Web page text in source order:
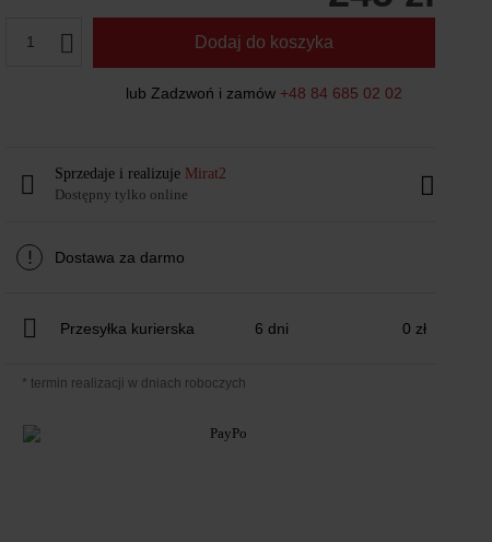
1 Dodaj do koszyka
lub Zadzwoń i zamów +48 84 685 02 02
Sprzedaje i realizuje Mirat2
Dostępny tylko online
! Dostawa za darmo
Przesyłka kurierska 6 dni 0 zł
* termin realizacji w dniach roboczych